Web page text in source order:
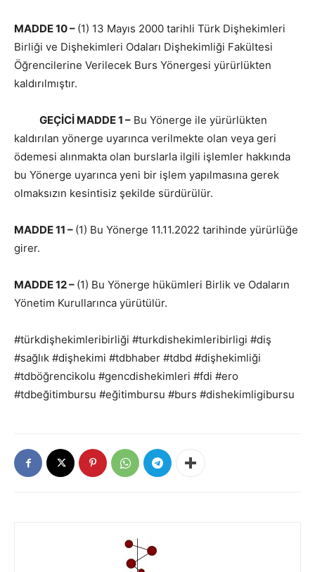
MADDE 10 – (1) 13 Mayıs 2000 tarihli Türk Dişhekimleri
Birliği ve Dişhekimleri Odaları Dişhekimliği Fakültesi
Öğrencilerine Verilecek Burs Yönergesi yürürlükten
kaldırılmıştır.
GEÇİCİ MADDE 1 – Bu Yönerge ile yürürlükten
kaldırılan yönerge uyarınca verilmekte olan veya geri
ödemesi alınmakta olan burslarla ilgili işlemler hakkında
bu Yönerge uyarınca yeni bir işlem yapılmasına gerek
olmaksızın kesintisiz şekilde sürdürülür.
MADDE 11 – (1) Bu Yönerge 11.11.2022 tarihinde yürürlüğe
girer.
MADDE 12 – (1) Bu Yönerge hükümleri Birlik ve Odaların
Yönetim Kurullarınca yürütülür.
#türkdişhekimleribirliği #turkdishekimleribirligi #diş
#sağlık #dişhekimi #tdbhaber #tdbd #dişhekimliği
#tdböğrencikolu #gencdishekimleri #fdi #ero
#tdbeğitimbursu #eğitimbursu #burs #dishekimligibursu